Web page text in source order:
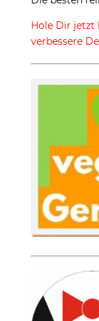
Hole Dir jetzt
verbessere